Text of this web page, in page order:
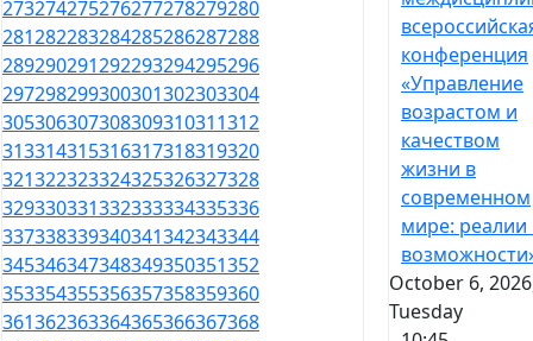
273274275276277278279280
281282283284285286287288
289290291292293294295296
297298299300301302303304
305306307308309310311312
313314315316317318319320
321322323324325326327328
329330331332333334335336
337338339340341342343344
345346347348349350351352
353354355356357358359360
361362363364365366367368
конференция
«Управление
возрастом и
качеством
жизни в
современном
мире: реалии
October 6,
Tuesday